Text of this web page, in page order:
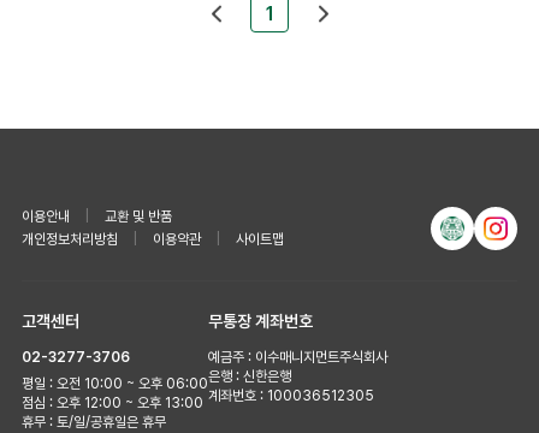
1
이용안내
교환 및 반품
개인정보처리방침
이용약관 사이트맵
고객센터
02-3277-3706
평일 : 오전 10:00 ~ 오후 06:00
점심 : 오후 12:00 ~ 오후 13:00
휴무 : 토/일/공휴일은 휴무
무통장 계좌번호
예금주 : 이수매니지먼트주식회사
은행 : 신한은행
계좌번호 : 100036512305